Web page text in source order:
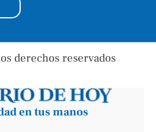
derechos reservados
en tus manos